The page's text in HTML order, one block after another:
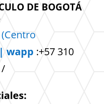
DE BOGOTÁ
| wapp :+57 310